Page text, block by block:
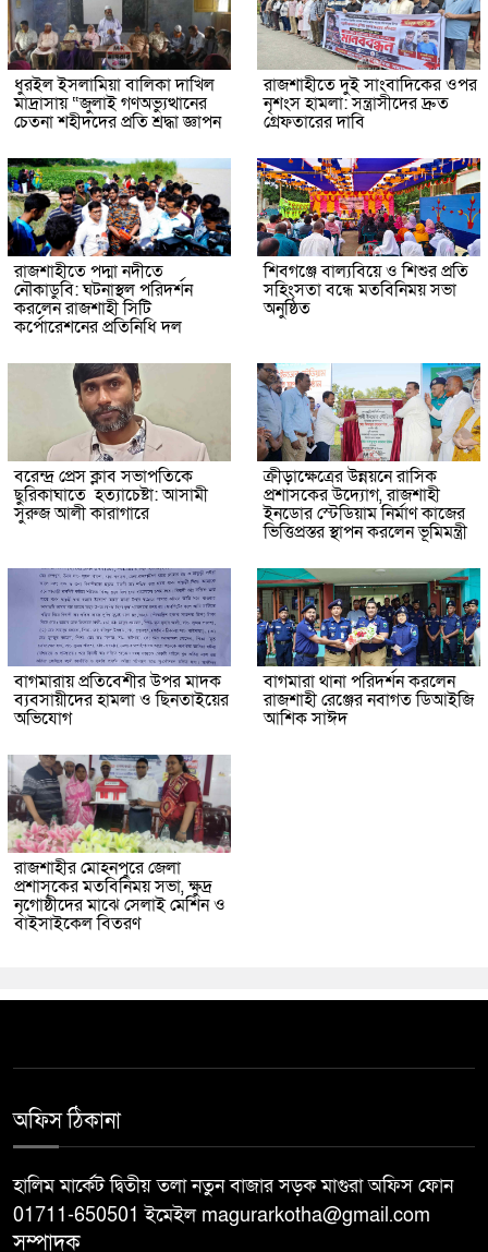
ধুরইল ইসলামিয়া বালিকা দাখিল
মাদ্রাসায় “জুলাই গণঅভ্যুত্থানের
চেতনা শহীদদের প্রতি শ্রদ্ধা জ্ঞাপন
রাজশাহীতে দুই সাংবাদিকের ওপর
নৃশংস হামলা: সন্ত্রাসীদের দ্রুত
গ্রেফতারের দাবি
রাজশাহীতে পদ্মা নদীতে
নৌকাডুবি: ঘটনাস্থল পরিদর্শন
করলেন রাজশাহী সিটি
কর্পোরেশনের প্রতিনিধি দল
শিবগঞ্জে বাল্যবিয়ে ও শিশুর প্রতি
সহিংসতা বন্ধে মতবিনিময় সভা
অনুষ্ঠিত
বরেন্দ্র প্রেস ক্লাব সভাপতিকে
ছুরিকাঘাতে হত্যাচেষ্টা: আসামী
সুরুজ আলী কারাগারে
ক্রীড়াক্ষেত্রের উন্নয়নে রাসিক
প্রশাসকের উদ্যোগ, রাজশাহী
ইনডোর স্টেডিয়াম নির্মাণ কাজের
ভিত্তিপ্রস্তর স্থাপন করলেন ভূমিমন্ত্রী
বাগমারায় প্রতিবেশীর উপর মাদক
ব্যবসায়ীদের হামলা ও ছিনতাইয়ের
অভিযোগ
বাগমারা থানা পরিদর্শন করলেন
রাজশাহী রেঞ্জের নবাগত ডিআইজি
আশিক সাঈদ
রাজশাহীর মোহনপুরে জেলা
প্রশাসকের মতবিনিময় সভা, ক্ষুদ্র
নৃগোষ্ঠীদের মাঝে সেলাই মেশিন ও
বাইসাইকেল বিতরণ
অফিস ঠিকানা
হালিম মার্কেট দ্বিতীয় তলা নতুন বাজার সড়ক মাগুরা অফিস ফোন
01711-650501 ইমেইল magurarkotha@gmail.com
সম্পাদক